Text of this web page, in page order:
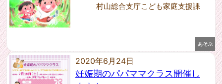
朝日町健康福祉課
大江町健康福祉課
---任意団体---
村山教育事務所社会教育課
2024年12月 [2]
2024年10月 [4]
2024年9月 [1]
2024年7月 [1]
2024年6月 [2]
2024年5月 [1]
あそぶ
村山総合支庁こども家庭支援課
2020年6月24日
妊娠期のパパママクラス開催し